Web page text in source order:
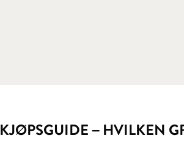
KJØPSGUIDE – HVILKEN